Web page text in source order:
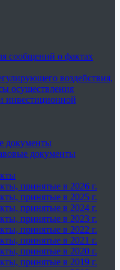
сообщений о фактах
воздействия,
осуществления
инвестиционной
документы
документы
принятые в 2026 г.
принятые в 2025 г.
принятые в 2024 г.
принятые в 2023 г.
принятые в 2022 г.
принятые в 2021 г.
принятые в 2020 г.
принятые в 2019 г.